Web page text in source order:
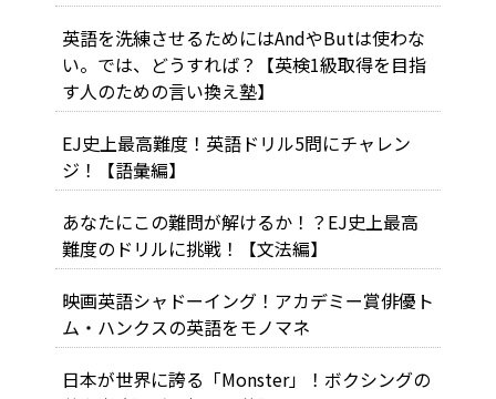
英語を洗練させるためにはAndやButは使わな
い。では、どうすれば？【英検1級取得を目指
す人のための言い換え塾】
EJ史上最高難度！英語ドリル5問にチャレン
ジ！【語彙編】
あなたにこの難問が解けるか！？EJ史上最高
難度のドリルに挑戦！【文法編】
映画英語シャドーイング！アカデミー賞俳優ト
ム・ハンクスの英語をモノマネ
日本が世界に誇る「Monster」！ボクシングの